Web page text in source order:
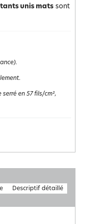
unis mats sont
en 57 fils/cm²,
Descriptif détaillé